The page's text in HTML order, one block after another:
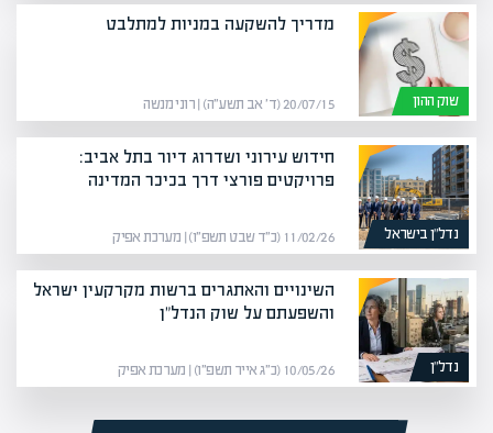
שוק ההון
מדריך להשקעה במניות למתלבט
20/07/15 (ד׳ אב תשע״ה) | רוני מנשה
נדל”ן בישראל
חידוש עירוני ושדרוג דיור בתל אביב:
פרויקטים פורצי דרך בכיכר המדינה
11/02/26 (כ״ד שבט תשפ״ו) | מערכת אפיק
נדל”ן
השינויים והאתגרים ברשות מקרקעין ישראל
והשפעתם על שוק הנדל"ן
10/05/26 (כ״ג אייר תשפ״ו) | מערכת אפיק